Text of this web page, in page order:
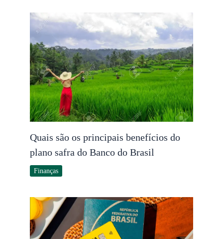
Quais são os principais benefícios do
plano safra do Banco do Brasil
Finanças